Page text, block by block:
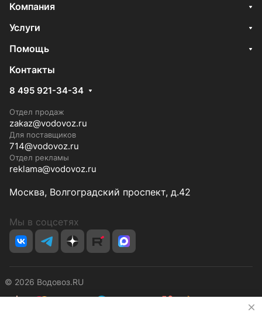
Компания
Услуги
Помощь
Контакты
8 495 921-34-34
Отдел продаж
zakaz@vodovoz.ru
Для поставщиков
714@vodovoz.ru
Отдел рекламы
reklama@vodovoz.ru
Москва, Волгоградский проспект, д.42
Мы в соцсетях
© 2026 Водовоз.RU